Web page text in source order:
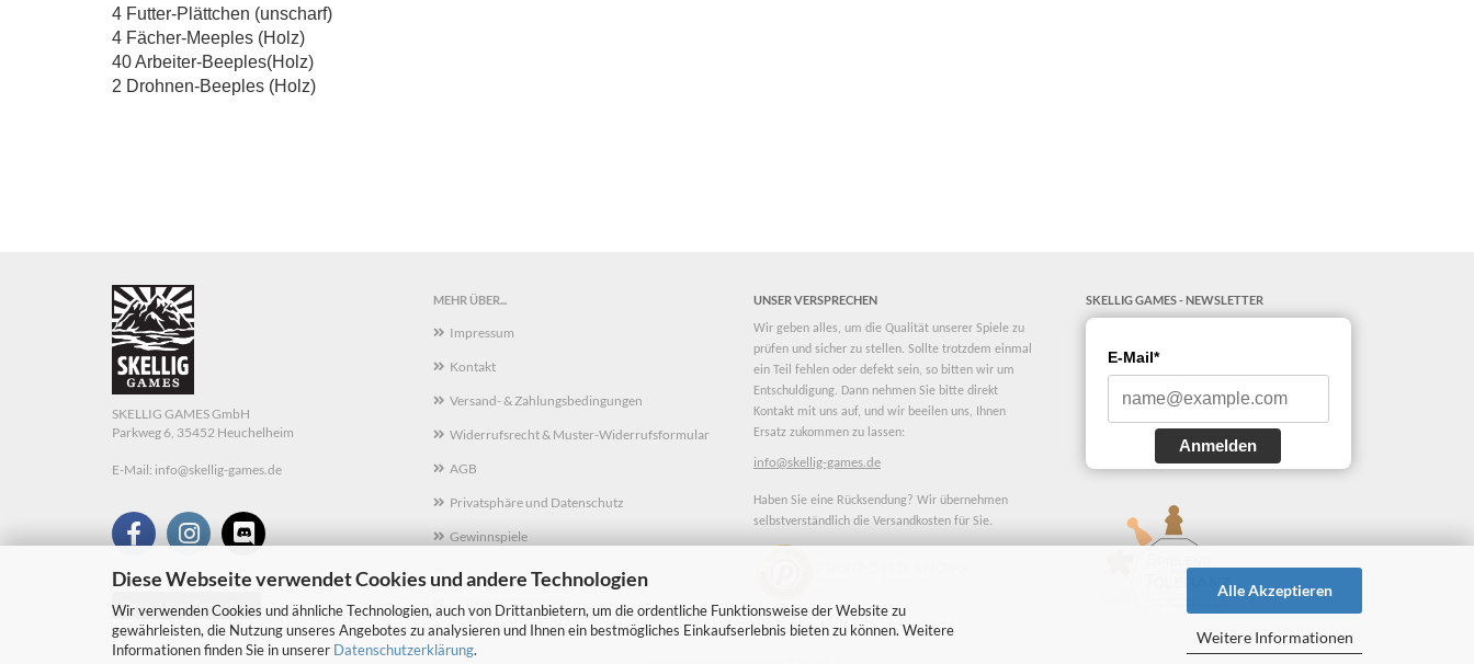
Diese Webseite verwendet Cookies und andere Technologien
Wir verwenden Cookies und ähnliche Technologien, auch von Drittanbietern, um die ordentliche Funktionsweise der Website zu
gewährleisten, die Nutzung unseres Angebotes zu analysieren und Ihnen ein bestmögliches Einkaufserlebnis bieten zu können. Weitere
Informationen finden Sie in unserer Datenschutzerklärung.
Alle Akzeptieren
Weitere Informationen
4 Futter-Plättchen (unscharf)
4 Fächer-Meeples (Holz)
40 Arbeiter-Beeples(Holz)
2 Drohnen-Beeples (Holz)
MEHR ÜBER...
Impressum
Kontakt
Versand- & Zahlungsbedingungen
Widerrufsrecht & Muster-Widerrufsformular
AGB
Privatsphäre und Datenschutz
Gewinnspiele
Sitemap
Cookie Einstellungen
UNSER VERSPRECHEN
Wir geben alles, um die Qualität unserer Spiele zu
prüfen und sicher zu stellen. Sollte trotzdem einmal
ein Teil fehlen oder defekt sein, so bitten wir um
Entschuldigung. Dann nehmen Sie bitte direkt
Kontakt mit uns auf, und wir beeilen uns, Ihnen
Ersatz zukommen zu lassen:
info@skellig-games.de
Haben Sie eine Rücksendung? Wir übernehmen
selbstverständlich die Versandkosten für Sie.
SKELLIG GAMES - NEWSLETTER
E-Mail*
Anmelden
SKELLIG GAMES GmbH
Parkweg 6, 35452 Heuchelheim
E-Mail: info@skellig-games.de
Vertrag widerrufen